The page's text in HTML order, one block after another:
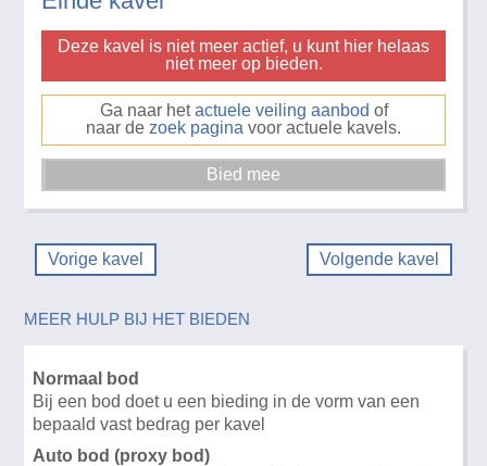
Deze kavel is niet meer actief, u kunt hier helaas
niet meer op bieden.
Ga naar hetactuele veiling aanbod of
naar de zoek pagina voor actuele kavels.
Vorige kavel Volgende kavel
MEER HULP BIJ HET BIEDEN
Normaal bod
Bij een bod doet u een bieding in de vorm van een
bepaald vast bedrag per kavel
Auto bod (proxy bod)